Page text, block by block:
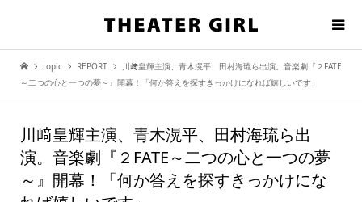
topic REPORT
川﨑皇輝主演、青木滉平、田村海琉ら出演。音楽劇『２FATE
～二つの心と一つの夢～』開幕！「何か答えを探すきっかけになれば嬉しいです」
川﨑皇輝主演、青木滉平、田村海琉ら出
演。音楽劇『２FATE～二つの心と一つの夢
～』開幕！「何か答えを探すきっかけにな